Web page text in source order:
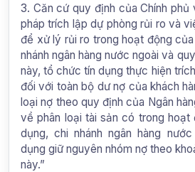
3. Căn cứ quy định của Chính phủ
pháp trích lập dự phòng rủi ro và
để xử lý rủi ro trong hoạt động
nhánh ngân hàng nước ngoài và
này, tổ chức tín dụng thực hiện
đối với toàn bộ dư nợ của khách
loại nợ theo quy định của Ngân
về phân loại tài sản có trong
dụng, chi nhánh ngân hàng
dụng giữ nguyên nhóm nợ theo
này.”